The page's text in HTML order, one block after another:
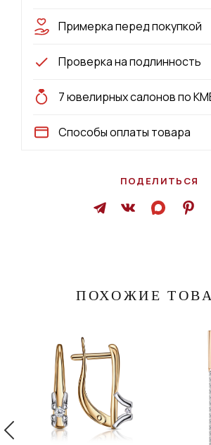
Примерка перед покупкой
Проверка на подлинность
7 ювелирных салонов по
Способы оплаты товара
ПОДЕЛИТЬСЯ
ПОХОЖИЕ